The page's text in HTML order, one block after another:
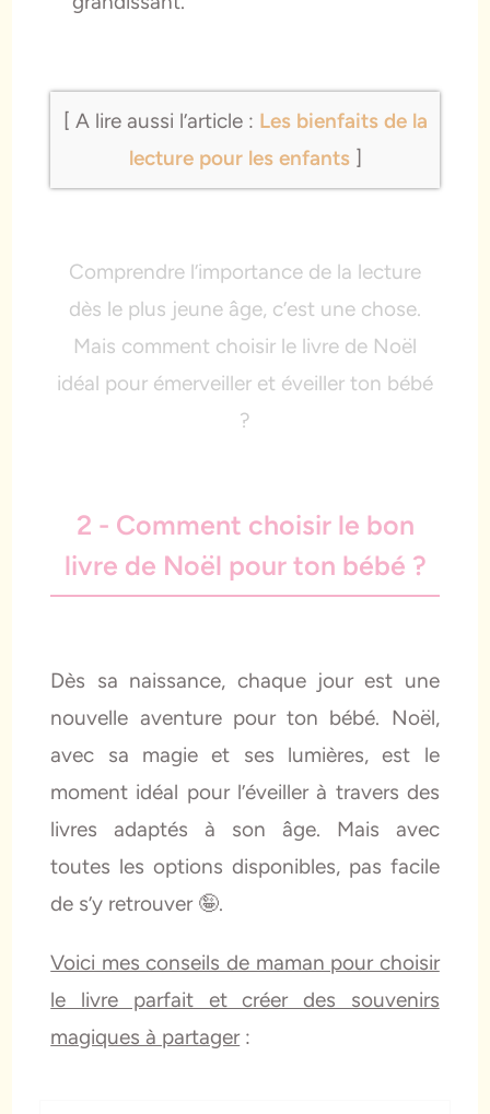
[ A lire aussi l’article : Les bienfaits de la
lecture pour les enfants]
Comprendre l’importance de la lecture
dès le plus jeune âge, c’est une chose.
Mais comment choisir le livre de Noël
idéal pour émerveiller et éveiller ton bébé
?
2 - Comment choisir le bon
livre de Noël pour ton bébé ?
Dès sa naissance, chaque jour est une
nouvelle aventure pour ton bébé. Noël,
avec sa magie et ses lumières, est le
moment idéal pour l’éveiller à travers des
livres adaptés à son âge. Mais avec
toutes les options disponibles, pas facile
de s’y retrouver 🤪.
Voici mes conseils de maman pour choisir
le livre parfait et créer des souvenirs
magiques à partager: